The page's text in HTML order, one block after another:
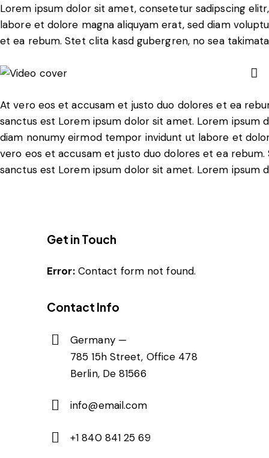
Lorem ipsum dolor sit amet, consetetur sadipscing
labore et dolore magna aliquyam erat, sed diam
et ea rebum. Stet clita kasd gubergren, no sea
At vero eos et accusam et justo duo dolores et ea
sanctus est Lorem ipsum dolor sit amet. Lorem ipsum
diam nonumy eirmod tempor invidunt ut labore et
vero eos et accusam et justo duo dolores et ea
sanctus est Lorem ipsum dolor sit amet. Lorem ipsum
Get in Touch
Error:Contact form not found.
Contact Info
Germany —
785 15h Street, Office 478
Berlin, De 81566
info@email.com
+1 840 841 25 69